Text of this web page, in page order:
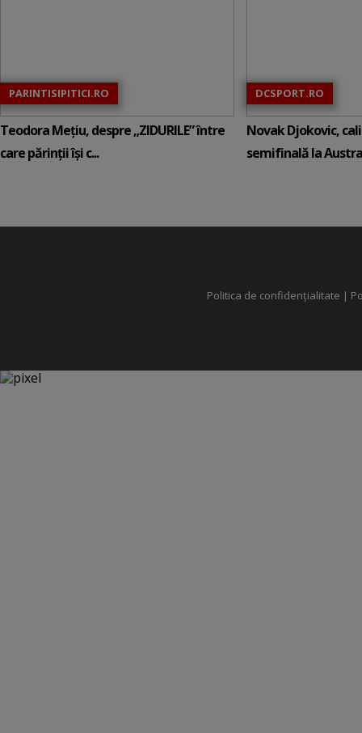
PARINTISIPITICI.RO
Teodora Mețiu, despre „ZIDURILE” între
care părinții își c...
DCSPORT.RO
Novak Djokovic,
semifinală la
Politica de confidențialitate |